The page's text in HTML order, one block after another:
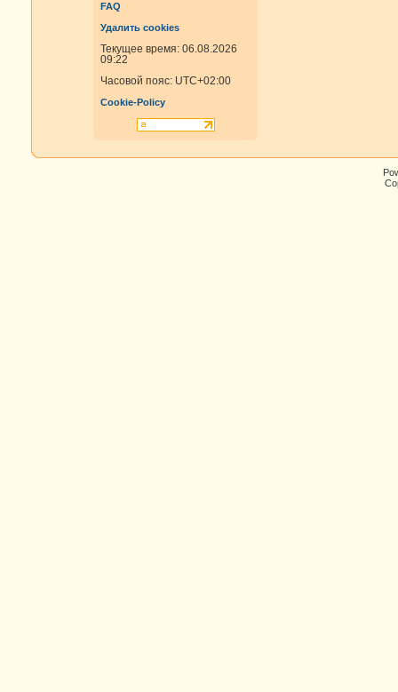
FAQ
Удалить cookies
Текущее время: 06.08.2026
09:22
Часовой пояс: UTC+02:00
Cookie-Policy